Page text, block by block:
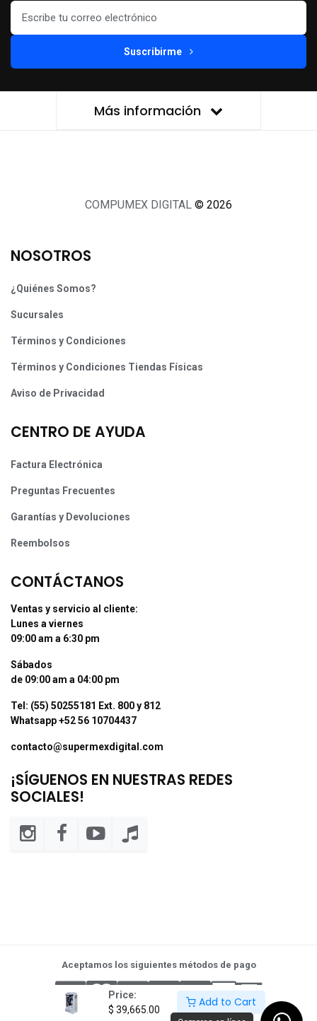
Price:
$ 39,665.00
Add to Cart
Suscribirme
Más información
COMPUMEX DIGITAL © 2026
NOSOTROS
¿Quiénes Somos?
Sucursales
Términos y Condiciones
Términos y Condiciones Tiendas Físicas
Aviso de Privacidad
CENTRO DE AYUDA
Factura Electrónica
Preguntas Frecuentes
Garantías y Devoluciones
Reembolsos
CONTÁCTANOS
Ventas y servicio al cliente:
Lunes a viernes
09:00 am a 6:30 pm
Sábados
de 09:00 am a 04:00 pm
Tel: (55) 50255181 Ext. 800 y 812
Whatsapp +52 56 10704437
contacto@supermexdigital.com
¡SÍGUENOS EN NUESTRAS REDES
SOCIALES!
Aceptamos los siguientes métodos de pago